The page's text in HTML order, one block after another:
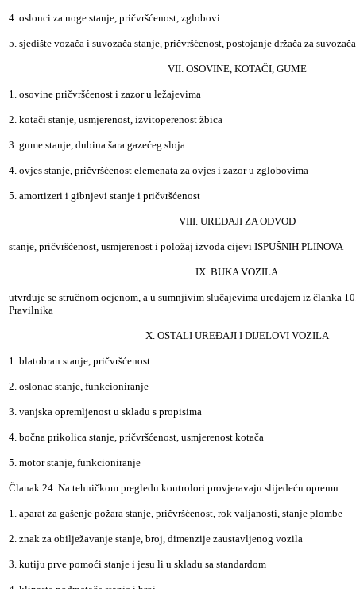
4. oslonci za noge stanje, pričvršćenost, zglobovi
5. sjedište vozača i suvozača stanje, pričvršćenost, postojanje držača za suvozača
VII. OSOVINE, KOTAČI, GUME
1. osovine pričvršćenost i zazor u ležajevima
2. kotači stanje, usmjerenost, izvitoperenost žbica
3. gume stanje, dubina šara gazećeg sloja
4. ovjes stanje, pričvršćenost elemenata za ovjes i zazor u zglobovima
5. amortizeri i gibnjevi stanje i pričvršćenost
VIII. UREĐAJI ZA ODVOD
stanje, pričvršćenost, usmjerenost i položaj izvoda cijevi ISPUŠNIH PLINOVA
IX. BUKA VOZILA
utvrđuje se stručnom ocjenom, a u sumnjivim slučajevima uređajem iz članka
Pravilnika
X. OSTALI UREĐAJI I DIJELOVI VOZILA
1. blatobran stanje, pričvršćenost
2. oslonac stanje, funkcioniranje
3. vanjska opremljenost u skladu s propisima
4. bočna prikolica stanje, pričvršćenost, usmjerenost kotača
5. motor stanje, funkcioniranje
Članak 24. Na tehničkom pregledu kontrolori provjeravaju slijedeću opremu:
1. aparat za gašenje požara stanje, pričvršćenost, rok valjanosti, stanje plombe
2. znak za obilježavanje stanje, broj, dimenzije zaustavljenog vozila
3. kutiju prve pomoći stanje i jesu li u skladu sa standardom